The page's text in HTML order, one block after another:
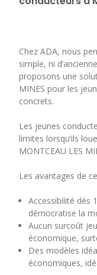
Chez ADA, nous
simple, ni
proposons une
MINES pour les
concrets.
Les jeunes
limites lorsqu’ils
MONTCEAU LES
Les avantages de
Accessibilité dès
démocratise la
Aucun surcoût
économique,
Des modèles
économiques,